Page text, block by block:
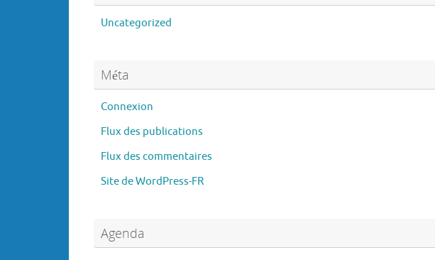
Uncategorized
Méta
Connexion
Flux des publications
Flux des commentaires
Site de WordPress-FR
Agenda